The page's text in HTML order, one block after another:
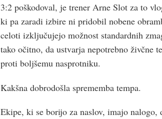
3:2 poškodoval, je trener Arne Slot za to
ki pa zaradi izbire ni pridobil nobene
celoti izključujejo možnost standardnih
tako očitno, da ustvarja nepotrebno živčne
proti boljšemu nasprotniku.
Kakšna dobrodošla sprememba tempa.
Ekipe, ki se borijo za naslov, imajo